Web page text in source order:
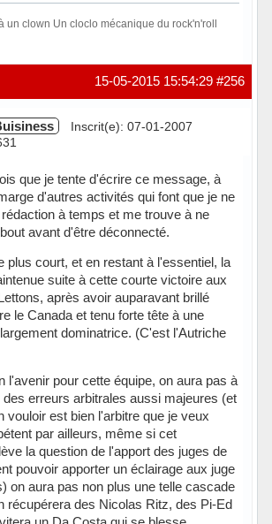
un clown Un cloclo mécanique du rock'n'roll
#256
15-05-2015 15:54:29
Inscrit(e): 07-01-2007
que je tente d'écrire ce message, à
d'autres activités qui font que je ne
à temps et me trouve à ne
avant d'être déconnecté.
plus court, et en restant à l'essentiel, la
suite à cette courte victoire aux
après avoir auparavant brillé
le Canada et tenu forte tête à une
dominatrice. (C'est l'Autriche
l'avenir pour cette équipe, on aura pas à
erreurs arbitrales aussi majeures (et
vouloir est bien l'arbitre que je veux
par ailleurs, même si cet
la question de l'apport des juges de
pouvoir apporter un éclairage aux juge
on aura pas non plus une telle cascade
récupérera des Nicolas Ritz, des Pi-Ed